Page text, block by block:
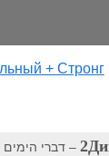
+ Стронг|
דברי הימים ב‎ –